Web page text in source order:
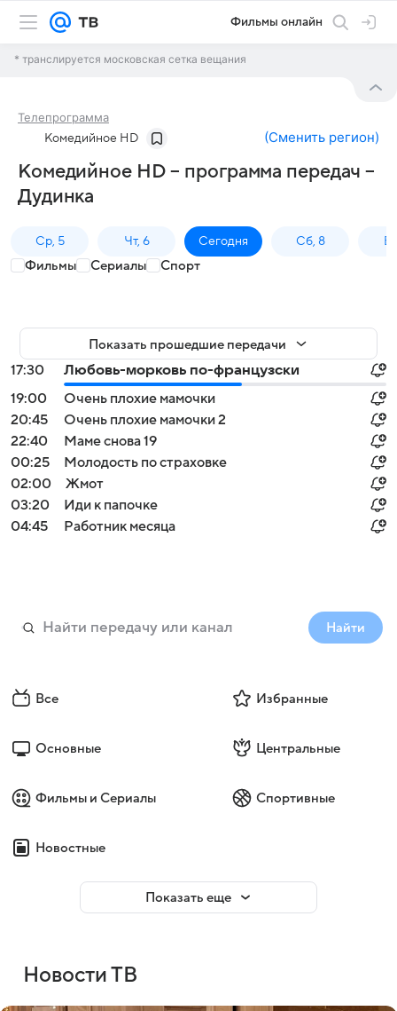
Фильмы онлайн
* транслируется московская сетка вещания
Телепрограмма
Комедийное HD (Сменить регион)
Комедийное HD – программа передач –
Дудинка
Ср, 5 Чт, 6 Сегодня Сб, 8
Фильмы Сериалы Спорт
Показать прошедшие передачи
17:30
Любовь-морковь по-французски
19:00
Очень плохие мамочки
20:45
Очень плохие мамочки 2
22:40
Маме снова 19
00:25
Молодость по страховке
02:00
Жмот
03:20
Иди к папочке
04:45
Работник месяца
Найти
Все Избранные
Основные Центральные
Фильмы и Сериалы Спортивные
Новостные
Показать еще
Новости ТВ